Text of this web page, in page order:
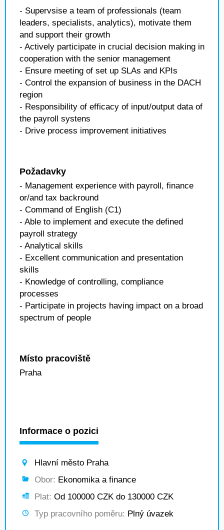
- Supervsise a team of professionals (team
leaders, specialists, analytics), motivate them
and support their growth
- Actively participate in crucial decision making in
cooperation with the senior management
- Ensure meeting of set up SLAs and KPIs
- Control the expansion of business in the DACH
region
- Responsibility of efficacy of input/output data of
the payroll systens
- Drive process improvement initiatives
Požadavky
- Management experience with payroll, finance
or/and tax backround
- Command of English (C1)
- Able to implement and execute the defined
payroll strategy
- Analytical skills
- Excellent communication and presentation
skills
- Knowledge of controlling, compliance
processes
- Participate in projects having impact on a broad
spectrum of people
Místo pracoviště
Praha
Informace o pozici
Hlavní město Praha
Obor: Ekonomika a finance
Plat: Od 100000 CZK do 130000 CZK
Typ pracovního poměru: Plný úvazek